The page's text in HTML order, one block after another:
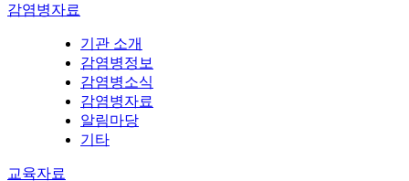
감염병자료
기관 소개
감염병정보
감염병소식
감염병자료
알림마당
기타
교육자료